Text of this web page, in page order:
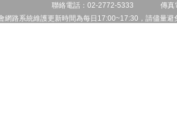
聯絡電話：02-2772-5333 傳
網路系統維護更新時間為每日17:00~17:30，請儘量